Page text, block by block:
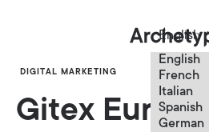
English
English
French
Italian
Spanish
German
DIGITAL MARKETING
Gitex